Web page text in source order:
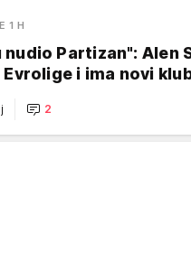
1 H
nudio Partizan": Alen
i ima novi
2